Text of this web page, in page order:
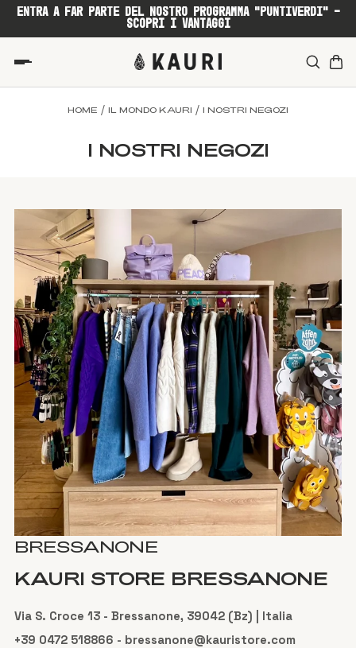
ENTRA A FAR PARTE DEL NOSTRO PROGRAMMA "PUNTIVERDI" -
SCOPRI I VANTAGGI
HOME / IL MONDO KAURI / I NOSTRI NEGOZI
I NOSTRI NEGOZI
BRESSANONE
KAURI STORE BRESSANONE
Via S. Croce 13 - Bressanone, 39042 (Bz) | Italia
+39 0472 518866 - bressanone@kauristore.com